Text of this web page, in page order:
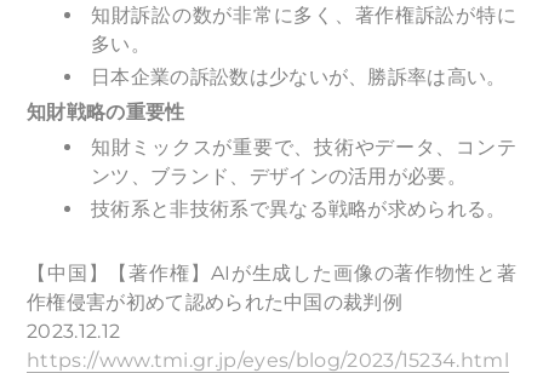
知財訴訟の数が非常に多く、著作権訴訟が特に
多い。
日本企業の訴訟数は少ないが、勝訴率は高い。
知財戦略の重要性
知財ミックスが重要で、技術やデータ、コンテ
ンツ、ブランド、デザインの活用が必要。
技術系と非技術系で異なる戦略が求められる。
【中国】【著作権】AIが生成した画像の著作物性と著
作権侵害が初めて認められた中国の裁判例
2023.12.12
https://www.tmi.gr.jp/eyes/blog/2023/15234.html